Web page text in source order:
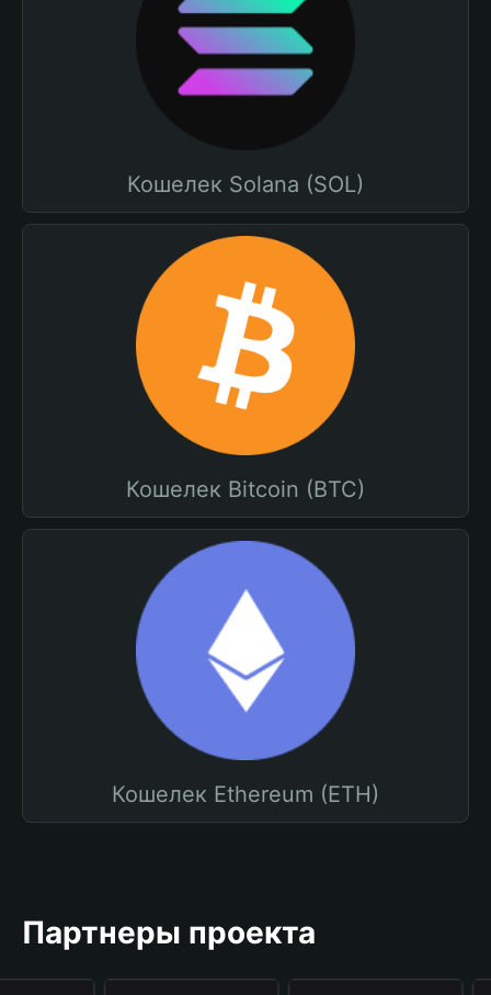
Кошелек Solana (SOL)
Кошелек Bitcoin (BTC)
Кошелек Ethereum (ETH)
Партнеры проекта